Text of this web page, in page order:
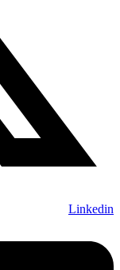
Linkedin